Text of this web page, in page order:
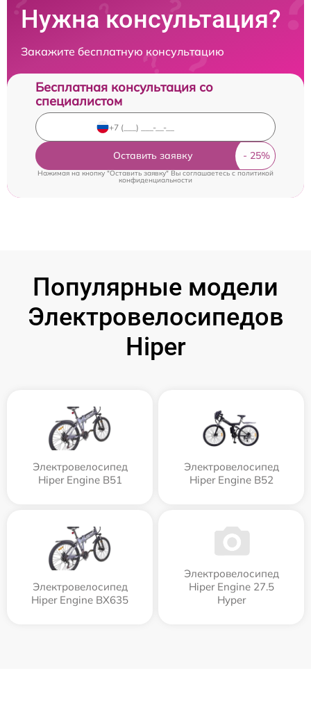
Нужна консультация?
Закажите бесплатную консультацию
Бесплатная консультация со
специалистом
Оставить заявку
Нажимая на кнопку "Оставить заявку" Вы соглашаетесь c политикой
конфиденциальности
Популярные модели
Электровелосипедов
Hiper
Электровелосипед
Hiper Engine B51
Электровелосипед
Hiper Engine B52
Электровелосипед
Hiper Engine BX635
Электровелосипед
Hiper Engine 27.5
Нyper